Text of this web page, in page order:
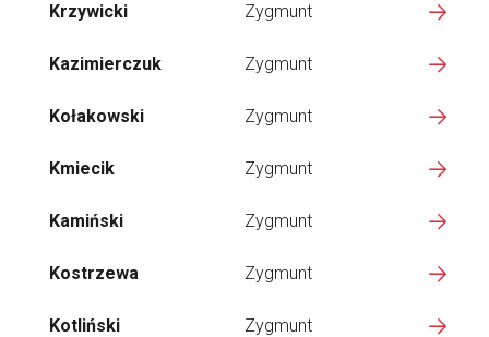
Krzywicki Zygmunt
Kazimierczuk Zygmunt
Kołakowski Zygmunt
Kmiecik Zygmunt
Kamiński Zygmunt
Kostrzewa Zygmunt
Kotliński Zygmunt